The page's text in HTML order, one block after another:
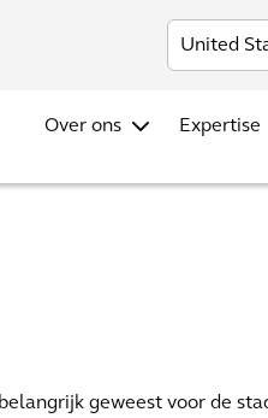
Over ons Expertise
geweest voor de